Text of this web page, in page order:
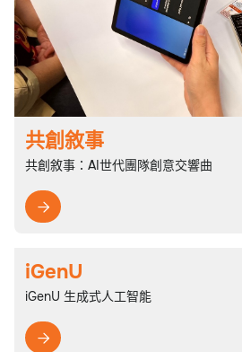
共創敘事
共創敘事：AI世代團隊創意交響曲

iGenU
iGenU 生成式人工智能
